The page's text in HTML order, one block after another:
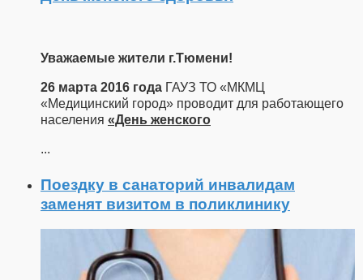
Уважаемые жители г.Тюмени!
26 марта 2016 года ГАУЗ ТО «МКМЦ
«Медицинский город» проводит для работающего
населения «День женского
...
Поездку в санаторий инвалидам
заменят визитом в поликлинику